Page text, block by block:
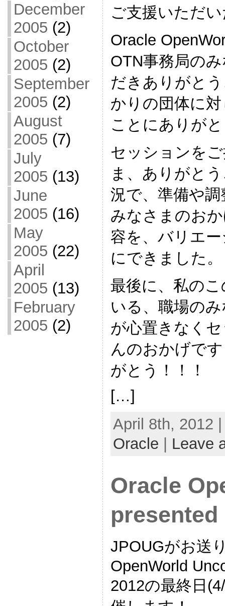
December
2005 (2)
October
2005 (2)
September
2005 (2)
August
2005 (7)
July
2005 (13)
June
2005 (16)
May
2005 (22)
April
2005 (13)
February
2005 (2)
ご支援いただ
Oracle
OTN事務局の
だきありがと
かりの団体に
ことにありが
セッションを
ま、ありがと
況で、準備や
みなさまのお
容を、バリエ
にできました
最後に、私の
いる、職場の
が心置きなく
んのおかげで
がとう！！！
[…]
April 8th, 2012
Oracle
Leave
Oracle
presented
JPOUGがお送
OpenWorld
2012の最終日